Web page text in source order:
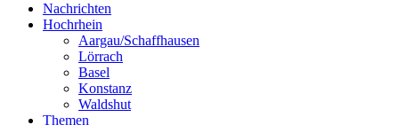
Nachrichten
Hochrhein
Aargau/Schaffhausen
Lörrach
Basel
Konstanz
Waldshut
Themen